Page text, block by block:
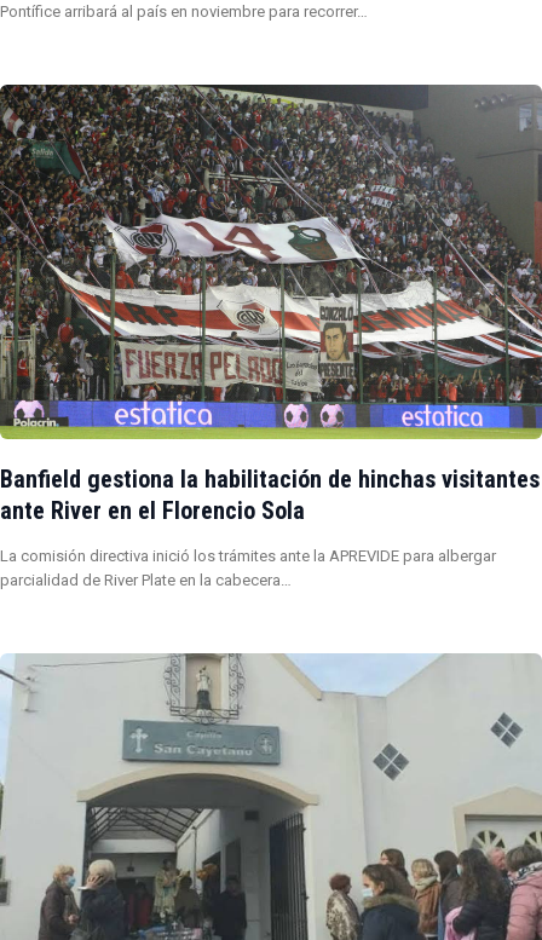
Pontífice arribará al país en noviembre para recorrer…
Banfield gestiona la habilitación de hinchas visitantes
ante River en el Florencio Sola
La comisión directiva inició los trámites ante la APREVIDE para albergar
parcialidad de River Plate en la cabecera…